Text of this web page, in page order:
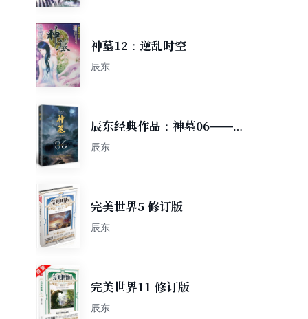
神墓12：逆乱时空
辰东
辰东经典作品：神墓06——祸
起太古（精修典藏版，回馈辰
辰东
完美世界5 修订版
辰东
完美世界11 修订版
辰东